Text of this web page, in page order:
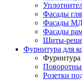
Фасады
Фасады
Фасады
Щиты-
Фурнитура для
Фурнитура
Розетки